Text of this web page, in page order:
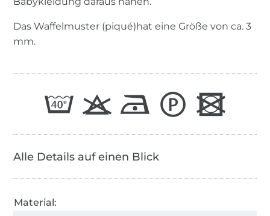
Das Waffelmuster (piqué)hat eine Größe von ca. 3
mm.
Alle Details auf einen Blick
Material: